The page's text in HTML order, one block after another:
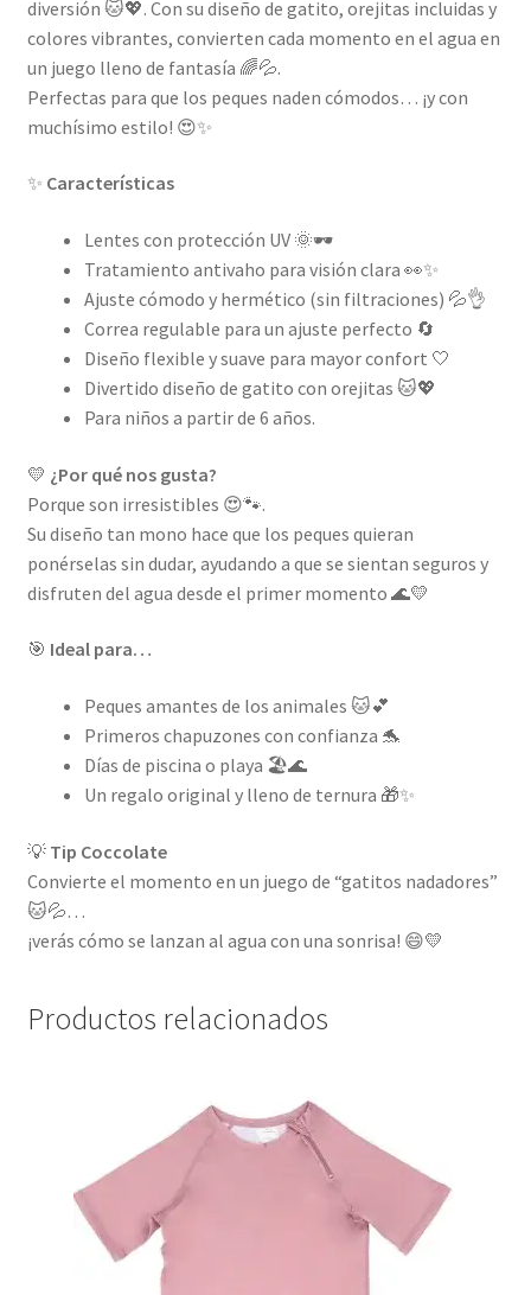
diversión 🐱💖. Con su diseño de gatito, orejitas incluidas y
colores vibrantes, convierten cada momento en el agua en
un juego lleno de fantasía 🌈💦.
Perfectas para que los peques naden cómodos… ¡y con
muchísimo estilo! 😍✨
✨ Características
Lentes con protección UV 🌞🕶️
Tratamiento antivaho para visión clara 👀✨
Ajuste cómodo y hermético (sin filtraciones) 💦👌
Correa regulable para un ajuste perfecto 🔄
Diseño flexible y suave para mayor confort 🤍
Divertido diseño de gatito con orejitas 🐱💖
Para niños a partir de 6 años.
💛 ¿Por qué nos gusta?
Porque son irresistibles 😍🐾.
Su diseño tan mono hace que los peques quieran
ponérselas sin dudar, ayudando a que se sientan seguros y
disfruten del agua desde el primer momento 🌊💛
🎯 Ideal para…
Peques amantes de los animales 🐱💕
Primeros chapuzones con confianza 🐬
Días de piscina o playa 🏖️🌊
Un regalo original y lleno de ternura 🎁✨
💡 Tip Coccolate
Convierte el momento en un juego de “gatitos nadadores”
🐱💦…
¡verás cómo se lanzan al agua con una sonrisa! 😄💛
Productos relacionados